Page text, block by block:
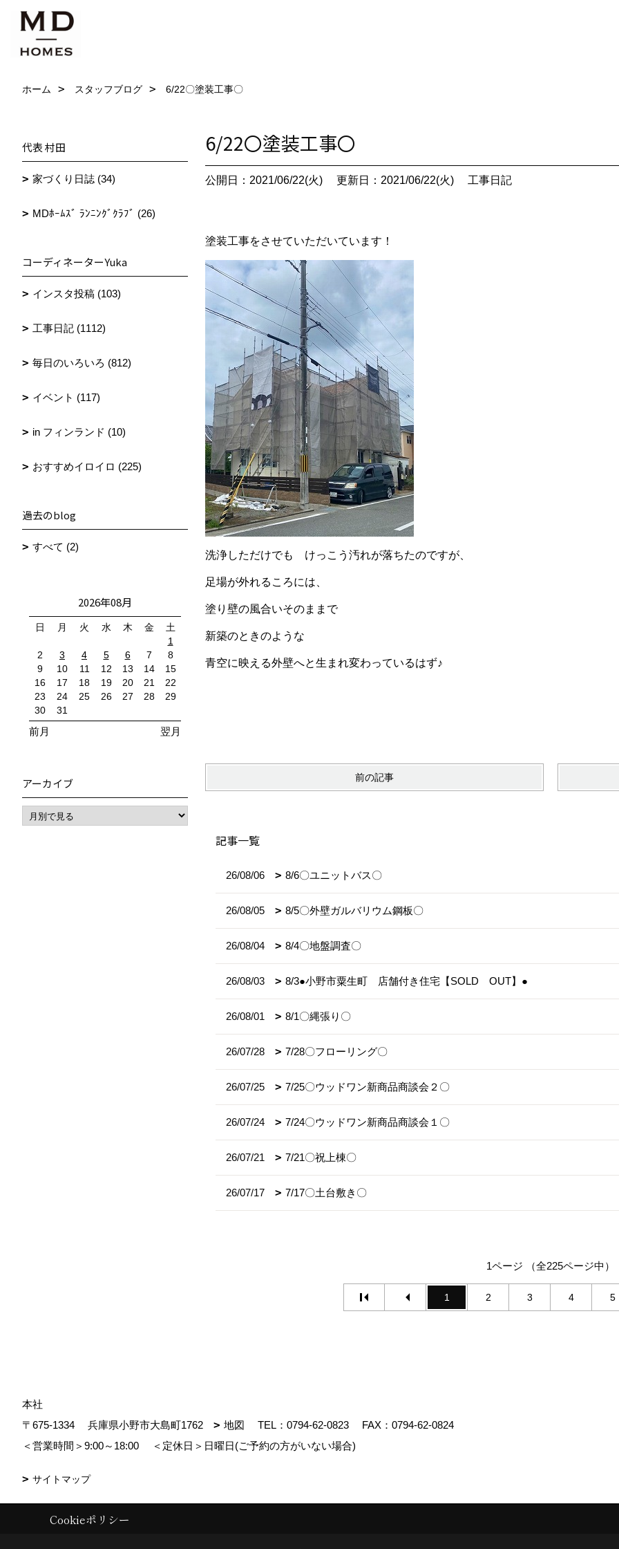
ホーム スタッフブログ 6/22〇塗装工事〇
6/22〇塗装工事〇
公開日：2021/06/22(火) 更新日：2021/06/22(火) 工事日記
塗装工事をさせていただいています！
洗浄しただけでも けっこう汚れが落ちたのですが、
足場が外れるころには、
塗り壁の風合いそのままで
新築のときのような
青空に映える外壁へと生まれ変わっているはず♪
前の記事
記事一覧
26/08/06 8/6〇ユニットバス〇
26/08/05 8/5〇外壁ガルバリウム鋼板〇
26/08/04 8/4〇地盤調査〇
26/08/03 8/3●小野市粟生町 店舗付き住宅【SOLD OUT】●
26/08/01 8/1〇縄張り〇
26/07/28 7/28〇フローリング〇
26/07/25 7/25〇ウッドワン新商品商談会２〇
26/07/24 7/24〇ウッドワン新商品商談会１〇
26/07/21 7/21〇祝上棟〇
26/07/17 7/17〇土台敷き〇
1ページ （全225ページ中）
1 2 3 4 5
代表 村田
家づくり日誌 (34)
MDﾎｰﾑｽﾞ ﾗﾝﾆﾝｸﾞｸﾗﾌﾞ (26)
コーディネーターYuka
インスタ投稿 (103)
工事日記 (1112)
毎日のいろいろ (812)
イベント (117)
in フィンランド (10)
おすすめイロイロ (225)
過去のblog
すべて (2)
2026年08月
日 月 火 水 木 金
土
1
2
3 4 5 6 7
8
9
10 11 12 13 14
15
16
17 18 19 20 21
22
23
24 25 26 27 28
29
30
31
前月 翌月
アーカイブ
本社
〒675-1334
兵庫県小野市大島町1762 地図 TEL： 0794-62-0823
FAX：0794-62-0824
＜営業時間＞9:00～18:00
＜定休日＞日曜日(ご予約の方がいない場合)
サイトマップ
Copyright (c) MDhomes. All Rights Reserved.
Cookieポリシー